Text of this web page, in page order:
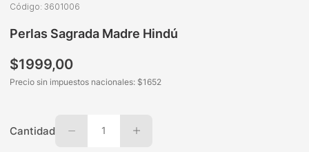
Código:3601006
Perlas Sagrada Madre Hindú
$1999,00
Precio sin impuestos nacionales: $1652
Cantidad 1